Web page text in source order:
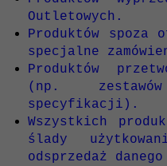
Outletowych.
Produktów spoza
specjalne
Produktów
(np.
specyfikacji).
Wszystkich
ślady
odsprzedaż